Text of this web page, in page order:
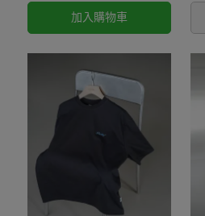
加入購物車